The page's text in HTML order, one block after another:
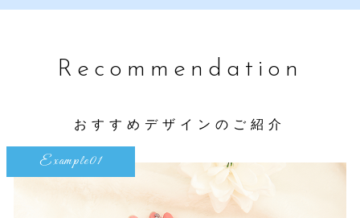
Recommendation
おすすめデザインのご紹介
Example01